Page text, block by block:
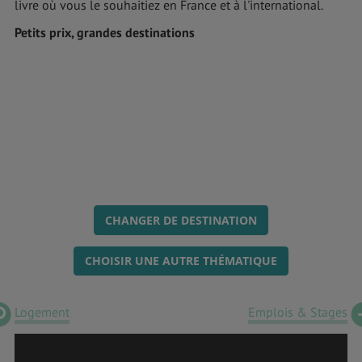
livre où vous le souhaitiez en France et à l'international.
Petits prix, grandes destinations
CHANGER DE DESTINATION
CHOISIR UNE AUTRE THÉMATIQUE
Logement Emplois & Stages